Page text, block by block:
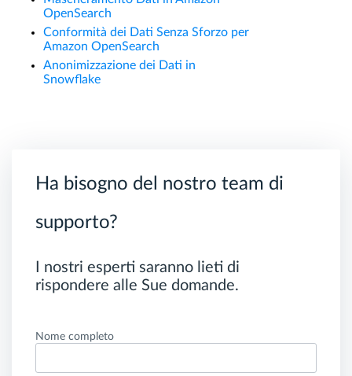
OpenSearch
Conformità dei Dati Senza Sforzo per
Amazon OpenSearch
Anonimizzazione dei Dati in
Snowflake
Ha bisogno del nostro team di
supporto?
I nostri esperti saranno lieti di
rispondere alle Sue domande.
Nome completo